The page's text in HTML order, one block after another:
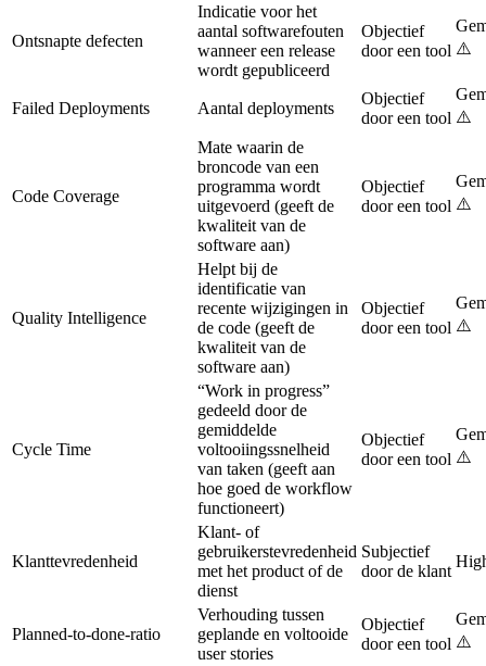
Ontsnapte defecten
Indicatie voor het
aantal softwarefouten
wanneer een release
wordt gepubliceerd
Objectief
door een tool ⚠️
Failed Deployments Aantal deployments
Objectief
door een tool ⚠️
Code Coverage
Mate waarin de
broncode van een
programma wordt
uitgevoerd (geeft de
kwaliteit van de
software aan)
Objectief
door een tool ⚠️
Quality Intelligence
Helpt bij de
identificatie van
recente wijzigingen in
de code (geeft de
kwaliteit van de
software aan)
Objectief
door een tool ⚠️
Cycle Time
“Work in progress”
gedeeld door de
gemiddelde
voltooiingssnelheid
van taken (geeft aan
hoe goed de workflow
functioneert)
Objectief
door een tool ⚠️
Klanttevredenheid
Klant- of
gebruikerstevredenheid
met het product of de
dienst
Subjectief
door de klant
Planned-to-done-ratio
Verhouding tussen
geplande en voltooide
user stories
Objectief
door een tool ⚠️